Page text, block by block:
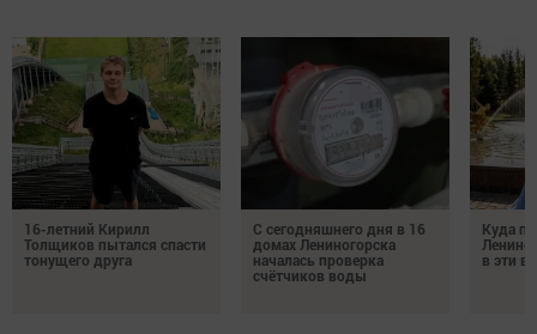
16-летний Кирилл
Толщиков пытался спасти
тонущего друга
С сегодняшнего дня в 16
домах Лениногорска
началась проверка
счётчиков воды
Куда
в эти